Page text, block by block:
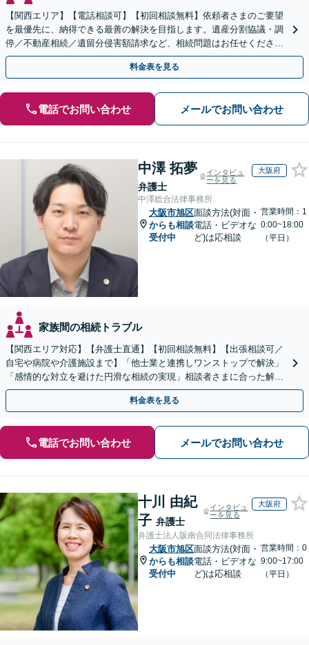
【関西エリア】【電話相談可】【初回相談無料】依頼者さまのご要望
を最優先に、納得できる最善の解決を目指します。遺産分割協議・調
停／不動産相続／遺留分侵害額請求など、相続問題はお任せください
【出張相談可】紛争化したトラブルのご相談も対応します
料金表を見る
電話でお問い合わせ メールでお問い合わせ
中澤 拓夢
弁護士
インタビュ
ーを見る
大阪府
中澤総合法律事務所
大阪市旭区
からも相談
受付中
面談方法(対面・
電話・ビデオな
ど)は応相談
営業時間：1
0:00~18:00
（平日）
家族間の相続トラブル
【関西エリア対応】【弁護士直通】【初回相談無料】【出張相談可／
自宅や病院や介護施設まで】「他士業と連携しワンストップで解決」
「感情的な対立を避けた円滑な相続の実現」相談者さまに合った解決
のプランをご提案
料金表を見る
電話でお問い合わせ メールでお問い合わせ
十川 由紀
子 弁護士
インタビュ
ーを見る
大阪府
弁護士法人阪南合同法律事務所
大阪市旭区
からも相談
受付中
面談方法(対面・
電話・ビデオな
ど)は応相談
営業時間：0
9:00~17:00
（平日）